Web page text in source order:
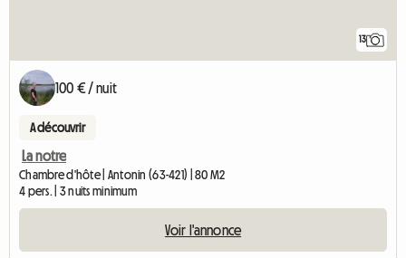
13
100 € / nuit
A découvrir
La notre
Chambre d'hôte | Antonin (63-421) | 80 M2
4 pers. | 3 nuits minimum
Voir l'annonce